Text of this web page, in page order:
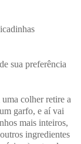
sua preferência
colher retire a
garfo, e aí vai
mais inteiros,
ingredientes